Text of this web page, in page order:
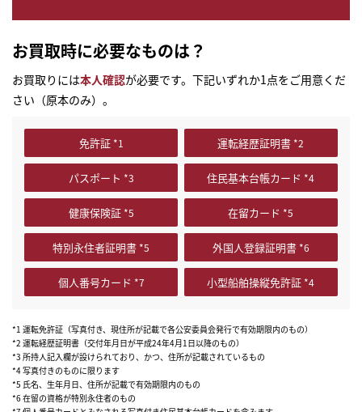
お買取時に必要なものは？
お買取りには本人確認が必要です。下記いずれか1点をご用意くだ
さい（原本のみ）。
免許証 運転経歴証明書
パスポート 住民基本台帳カード
健康保険証 在留カード
特別永住者証明書 外国人登録証明書
個人番号カード 小型船舶操縦免許証
*1 運転免許証（写真付き、現住所が記載で各公安委員会発行で有効期限内のもの）
*2 運転経歴証明書（交付年月日が平成24年4月1日以降のもの）
*3 所持人記入欄が設けられており、かつ、住所が記載されているもの
*4 写真付きのものに限ります
*5 氏名、生年月日、住所が記載で有効期限内のもの
*6 在留の資格が特別永住者のもの